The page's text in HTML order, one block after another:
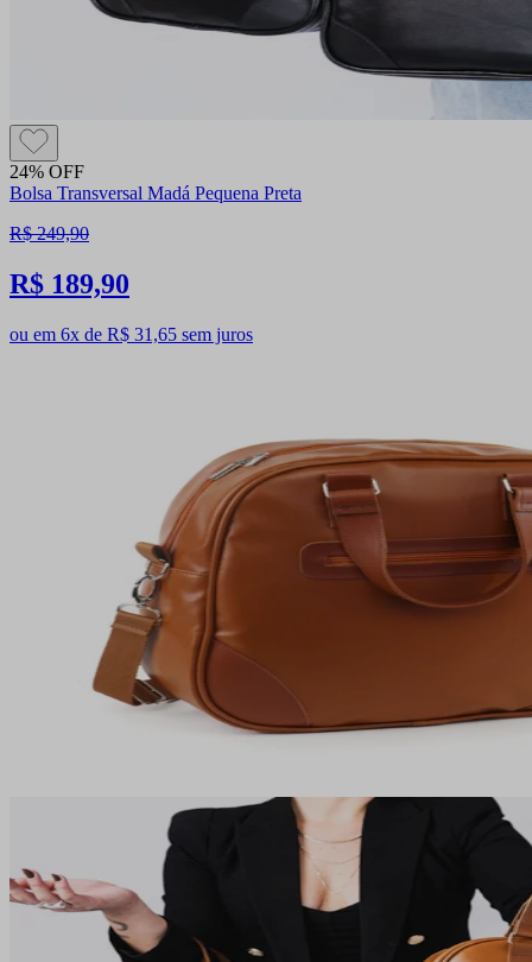
24% OFF
Bolsa Transversal Madá Pequena Preta
R$ 249,90
R$ 189,90
ou em 6x de R$ 31,65 sem juros